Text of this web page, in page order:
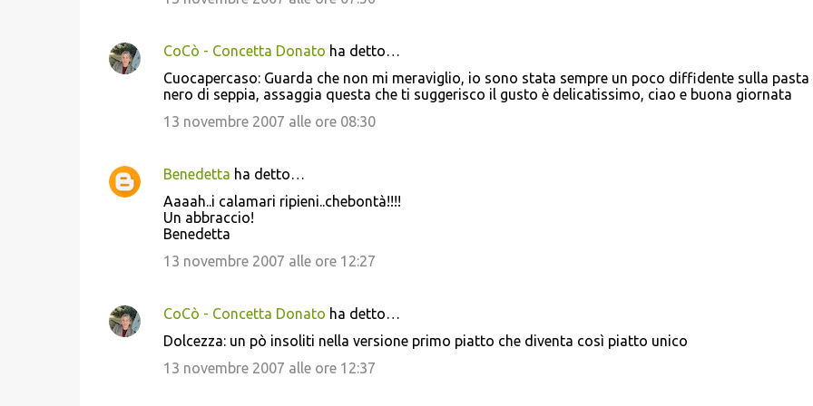
CoCò - Concetta Donato ha detto…
Cuocapercaso: Guarda che non mi meraviglio, io sono stata sempre un poco diffidente sulla pasta
nero di seppia, assaggia questa che ti suggerisco il gusto è delicatissimo, ciao e buona giornata
13 novembre 2007 alle ore 08:30
Benedetta ha detto…
Aaaah..i calamari ripieni..chebontà!!!!
Un abbraccio!
Benedetta
13 novembre 2007 alle ore 12:27
CoCò - Concetta Donato ha detto…
Dolcezza: un pò insoliti nella versione primo piatto che diventa così piatto unico
13 novembre 2007 alle ore 12:37